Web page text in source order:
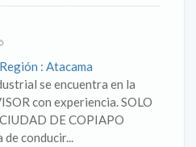
: Atacama
se encuentra en la
con experiencia. SOLO
DE COPIAPO
conducir...